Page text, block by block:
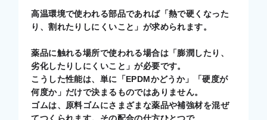
高温環境で使われる部品であれば「熱で硬くなった
り、割れたりしにくいこと」が求められます。
薬品に触れる場所で使われる場合は「膨潤したり、
劣化したりしにくいこと」が必要です。
こうした性能は、単に「EPDMかどうか」「硬度が
何度か」だけで決まるものではありません。
ゴムは、原料ゴムにさまざまな薬品や補強材を混ぜ